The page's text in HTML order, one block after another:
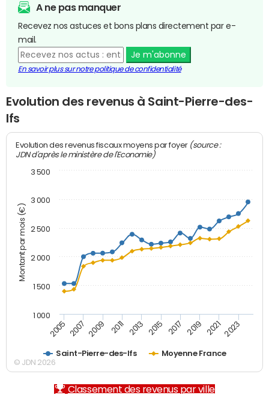
A ne pas manquer
Recevez nos astuces et bons plans directement par e-
mail.
Je m'abonne
En savoir plus sur notre politique de confidentialité
Evolution des revenus à Saint-Pierre-des-
Ifs
Montant par mois (€)
Evolution des revenus fiscaux moyens par foyer (source :
JDN d'après le ministère de l'Economie)
Saint-Pierre-des-Ifs Moyenne France
2005 2007 2009 2011 2013 2015 2017 2019 2021 2023
1 000
1 500
2 000
2 500
3 000
3 500
© JDN 2026
Classement des revenus par ville